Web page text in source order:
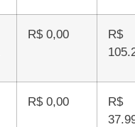
R$ 0,00
R$
R$ 0,00
R$